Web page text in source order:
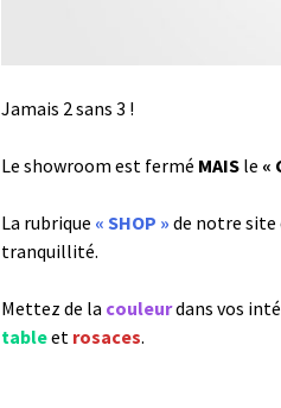
Jamais 2 sans 3 !
Le showroom est fermé MAIS le «
La rubrique « SHOP » de notre
tranquillité.
Mettez de la couleurdans vos
tableet rosaces.